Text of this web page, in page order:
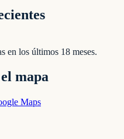
en los últimos 18 meses.
mapa
Maps